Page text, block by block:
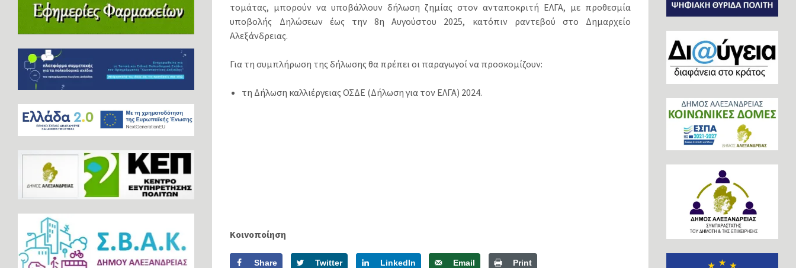
τομάτας, μπορούν να υποβάλλουν δήλωση ζημίας στον ανταποκριτή ΕΛΓΑ, με προθεσμία
υποβολής Δηλώσεων έως την 8η Αυγούστου 2025, κατόπιν ραντεβού στο Δημαρχείο
Αλεξάνδρειας.
Για τη συμπλήρωση της δήλωσης θα πρέπει οι παραγωγοί να προσκομίζουν:
τη Δήλωση καλλιέργειας ΟΣΔΕ (Δήλωση για τον ΕΛΓΑ) 2024.
Κοινοποίηση
Share Twitter LinkedIn Email Print